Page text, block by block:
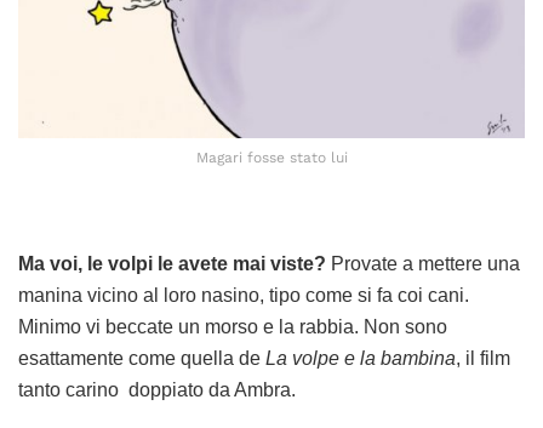
Magari fosse stato lui
Ma voi, le volpi le avete mai viste? Provate a mettere una
manina vicino al loro nasino, tipo come si fa coi cani.
Minimo vi beccate un morso e la rabbia. Non sono
esattamente come quella de La volpe e la bambina, il film
tanto carino doppiato da Ambra.